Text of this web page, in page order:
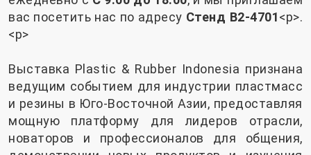
вас посетить нас по адресу Стенд B2-4701<р>.
<р>
Выставка Plastic & Rubber Indonesia признана
ведущим событием для индустрии пластмасс
и резины в Юго-Восточной Азии, предоставляя
мощную платформу для лидеров отрасли,
новаторов и профессионалов для общения,